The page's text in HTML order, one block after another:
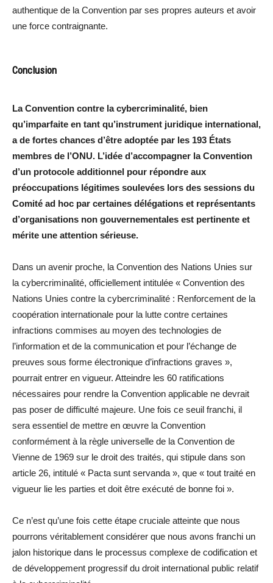
authentique de la Convention par ses propres auteurs et avoir
une force contraignante.
Conclusion
La Convention contre la cybercriminalité, bien
qu’imparfaite en tant qu’instrument juridique international,
a de fortes chances d’être adoptée par les 193 États
membres de l’ONU. L’idée d’accompagner la Convention
d’un protocole additionnel pour répondre aux
préoccupations légitimes soulevées lors des sessions du
Comité ad hoc par certaines délégations et représentants
d’organisations non gouvernementales est pertinente et
mérite une attention sérieuse.
Dans un avenir proche, la Convention des Nations Unies sur
la cybercriminalité, officiellement intitulée « Convention des
Nations Unies contre la cybercriminalité : Renforcement de la
coopération internationale pour la lutte contre certaines
infractions commises au moyen des technologies de
l’information et de la communication et pour l’échange de
preuves sous forme électronique d’infractions graves »,
pourrait entrer en vigueur. Atteindre les 60 ratifications
nécessaires pour rendre la Convention applicable ne devrait
pas poser de difficulté majeure. Une fois ce seuil franchi, il
sera essentiel de mettre en œuvre la Convention
conformément à la règle universelle de la Convention de
Vienne de 1969 sur le droit des traités, qui stipule dans son
article 26, intitulé « Pacta sunt servanda », que « tout traité en
vigueur lie les parties et doit être exécuté de bonne foi ».
Ce n’est qu’une fois cette étape cruciale atteinte que nous
pourrons véritablement considérer que nous avons franchi un
jalon historique dans le processus complexe de codification et
de développement progressif du droit international public relatif